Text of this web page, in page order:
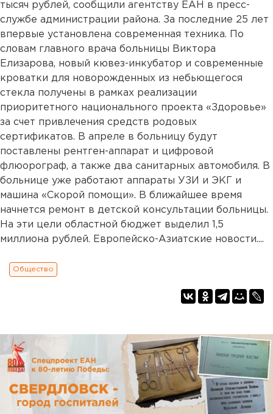
тысяч рублей, сообщили агентству ЕАН в пресс-
службе администрации района. За последние 25 лет
впервые установлена современная техника. По
словам главного врача больницы Виктора
Елизарова, новый кювез-инкубатор и современные
кроватки для новорожденных из небьющегося
стекла получены в рамках реализации
приоритетного национального проекта «Здоровье»
за счет привлечения средств родовых
сертификатов. В апреле в больницу будут
поставлены рентген-аппарат и цифровой
флюорограф, а также два санитарных автомобиля. В
больнице уже работают аппараты УЗИ и ЭКГ и
машина «Скорой помощи». В ближайшее время
начнется ремонт в детской консультации больницы.
На эти цели областной бюджет выделил 1,5
миллиона рублей. Европейско-Азиатские новости....
Общество